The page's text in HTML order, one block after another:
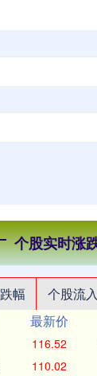
个股实时涨
幅 个股流入
最新价
116.52
110.02